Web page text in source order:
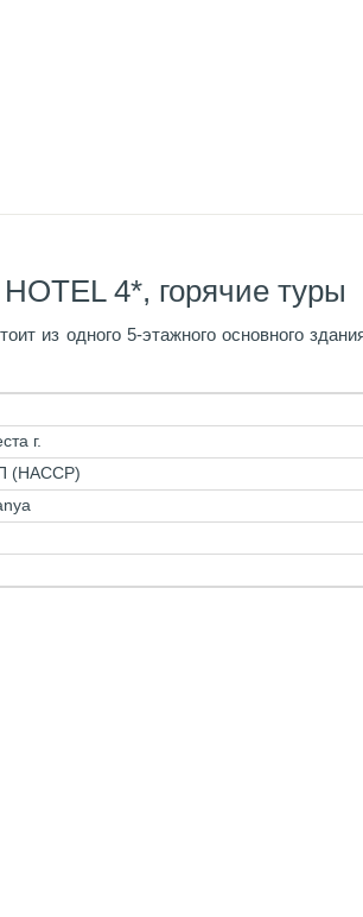
4*, горячие туры
из одного 5-этажного основного
г.
(HACCP)